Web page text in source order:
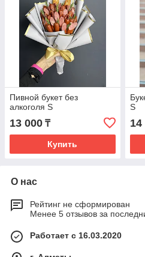
Пивной букет без
алкоголя S
13 000 ₸
Купить
S
14
О нас
Рейтинг не сформирован
Менее 5 отзывов за
Работает с 16.03.2020